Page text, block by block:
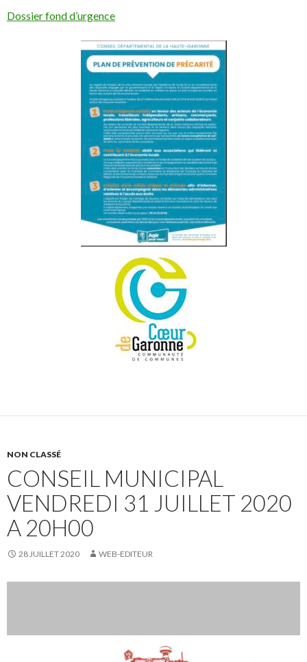
Dossier fond d’urgence
NON CLASSÉ
CONSEIL MUNICIPAL
VENDREDI 31 JUILLET 2020
A 20H00
28 JUILLET 2020 WEB-EDITEUR